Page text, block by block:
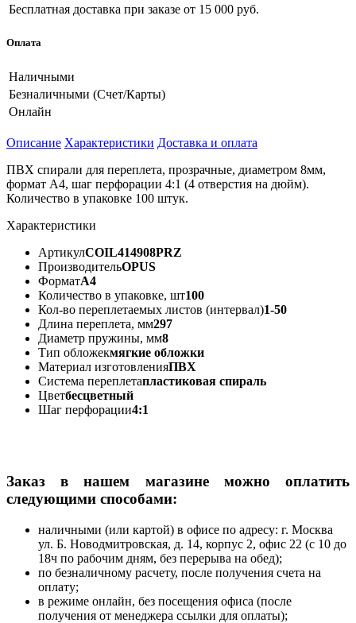
Бесплатная доставка при заказе от 15 000 руб.
Оплата
Наличными
Безналичными (Счет/Карты)
Онлайн
Описание Характеристики Доставка и оплата
ПВХ спирали для переплета, прозрачные, диаметром 8мм,
формат А4, шаг перфорации 4:1 (4 отверстия на дюйм).
Количество в упаковке 100 штук.
Характеристики
АртикулCOIL414908PRZ
ПроизводительOPUS
ФорматA4
Количество в упаковке, шт100
Кол-во переплетаемых листов (интервал)1-50
Длина переплета, мм297
Диаметр пружины, мм8
Тип обложекмягкие обложки
Материал изготовленияПВХ
Система переплетапластиковая спираль
Цветбесцветный
Шаг перфорации4:1
Заказ в нашем магазине можно оплатить
следующими способами:
наличными (или картой) в офисе по адресу: г. Москва
ул. Б. Новодмитровская, д. 14, корпус 2, офис 22 (с 10 до
18ч по рабочим дням, без перерыва на обед);
по безналичному расчету, после получения счета на
оплату;
в режиме онлайн, без посещения офиса (после
получения от менеджера ссылки для оплаты);